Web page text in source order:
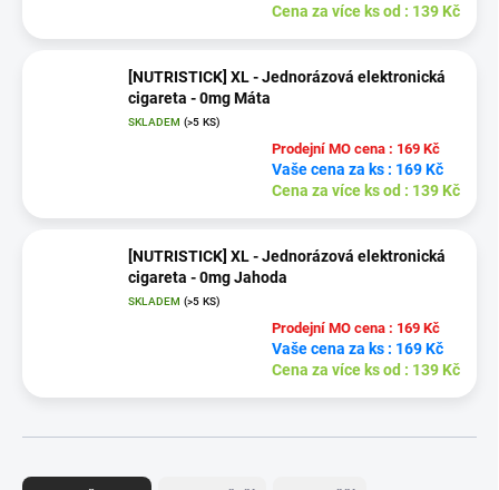
Cena za více ks od : 139 Kč
[NUTRISTICK] XL - Jednorázová elektronická
cigareta - 0mg Máta
SKLADEM (>5 KS)
Prodejní MO cena : 169 Kč
Vaše cena za ks : 169 Kč
Cena za více ks od : 139 Kč
[NUTRISTICK] XL - Jednorázová elektronická
cigareta - 0mg Jahoda
SKLADEM (>5 KS)
Prodejní MO cena : 169 Kč
Vaše cena za ks : 169 Kč
Cena za více ks od : 139 Kč
Ř